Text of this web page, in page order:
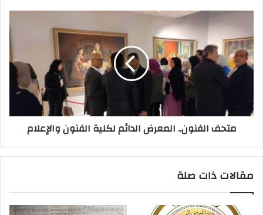
متحف الفنون.. المعرض الدائم لكلية الفنون والإعلام
مقالات ذات صلة